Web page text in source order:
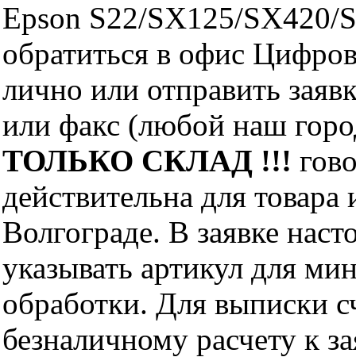
Epson S22/SX125/
обратиться в офис
лично или отправить
или факс (любой наш
ТОЛЬКО СКЛАД !!!
действительна для
Волгограде. В заявке
указывать артикул для
обработки. Для выписки
безналичному расчету к